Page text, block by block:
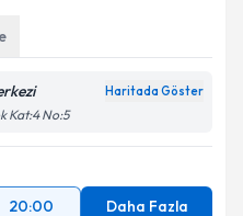
Haritada Göster
Kat:4 No:5
20:00 Daha Fazla